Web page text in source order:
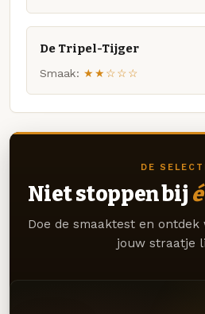
De Tripel-Tijger
Smaak: ★★☆☆☆
DE
Niet stoppen bij
Doe de smaaktest en
jouw straatje